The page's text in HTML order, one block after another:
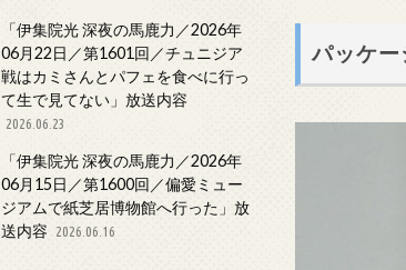
パッケー
「伊集院光 深夜の馬鹿力／2026年
06月22日／第1601回／チュニジア
戦はカミさんとパフェを食べに行っ
て生で見てない」放送内容
2026.06.23
「伊集院光 深夜の馬鹿力／2026年
06月15日／第1600回／偏愛ミュー
ジアムで紙芝居博物館へ行った」放
送内容
2026.06.16